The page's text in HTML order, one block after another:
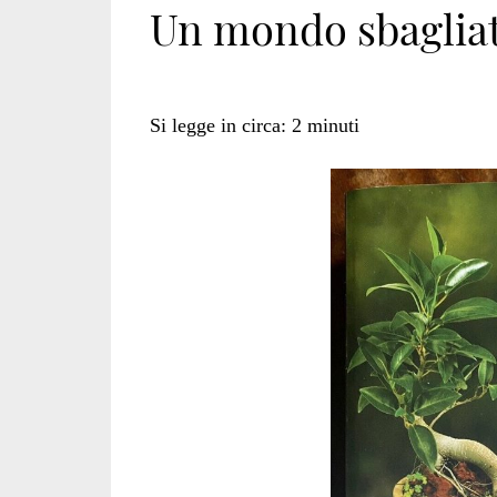
Un mondo
Si legge in circa: 2 minuti